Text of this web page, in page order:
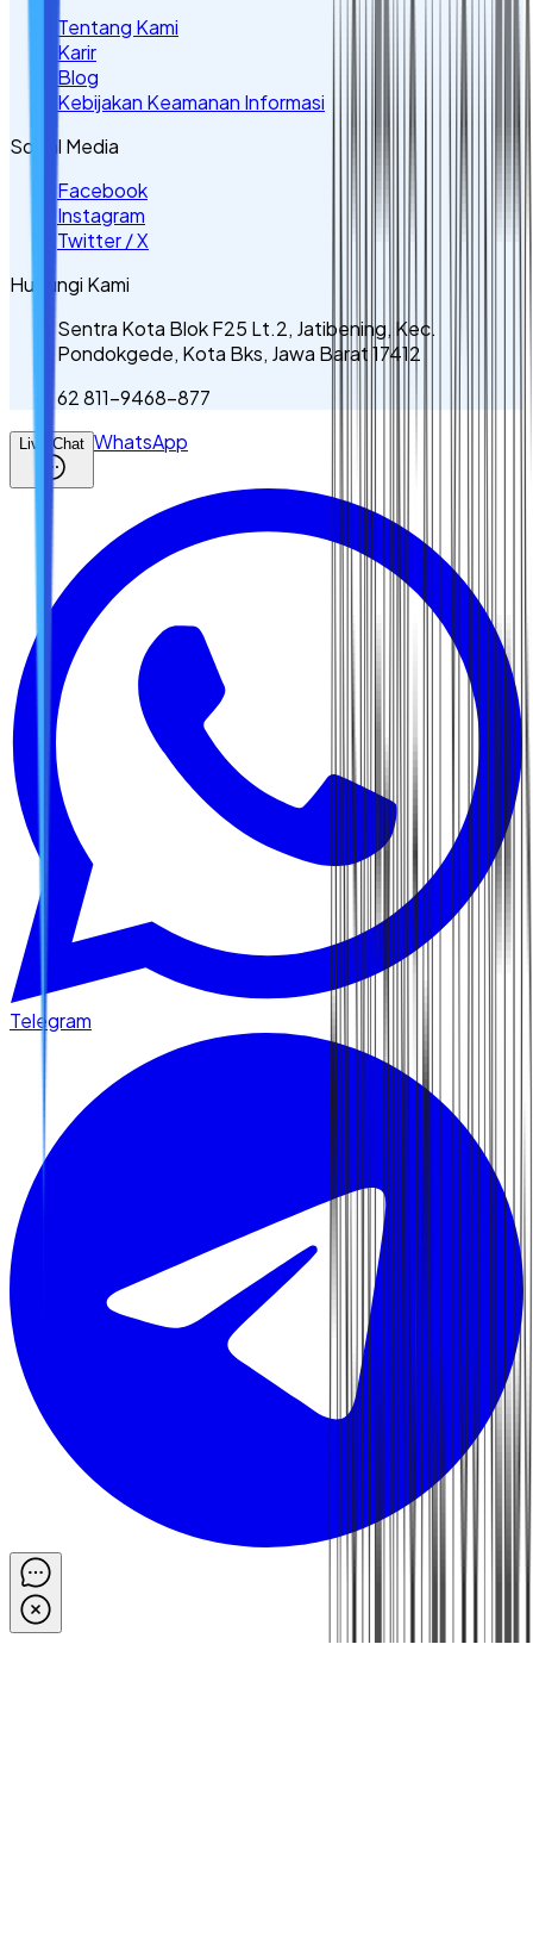
Tentang Kami
Karir
Blog
Kebijakan Keamanan Informasi
Sosial Media
Facebook
Instagram
Twitter / X
Hubungi Kami
Sentra Kota Blok F25 Lt.2, Jatibening, Kec.
Pondokgede, Kota Bks, Jawa Barat 17412
62 811-9468-877
Live Chat WhatsApp
Telegram